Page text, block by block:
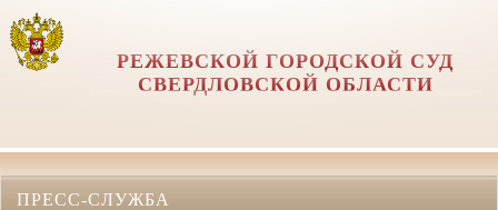
РЕЖЕВСКОЙ ГОРОДСКОЙ СУД
СВЕРДЛОВСКОЙ ОБЛАСТИ
ПРЕСС-СЛУЖБА